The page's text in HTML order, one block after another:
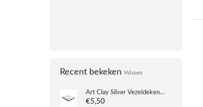
Recent bekeken Wissen
Art Clay Silver Vezeldeken (18x18 cm)
€5,50